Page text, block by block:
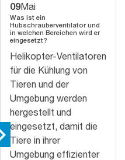
09Mai
Was ist ein
Hubschrauberventilator und
in welchen Bereichen wird er
eingesetzt?
Helikopter-Ventilatoren
für die Kühlung von
Tieren und der
Umgebung werden
hergestellt und
eingesetzt, damit die
Tiere in ihrer
Umgebung effizienter